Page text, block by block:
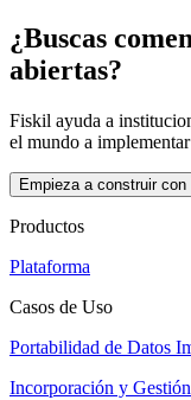
¿Buscas
abiertas?
Fiskil ayuda a
el mundo a
Empieza a construir con
Productos
Plataforma
Casos de Uso
Portabilidad de Datos
Incorporación y